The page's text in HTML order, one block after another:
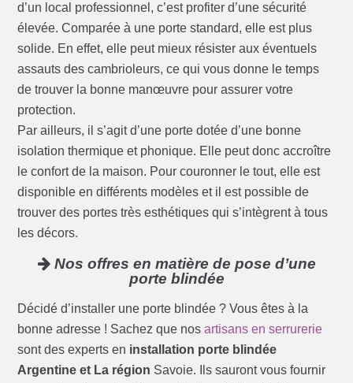
d’un local professionnel, c’est profiter d’une sécurité
élevée. Comparée à une porte standard, elle est plus
solide. En effet, elle peut mieux résister aux éventuels
assauts des cambrioleurs, ce qui vous donne le temps
de trouver la bonne manœuvre pour assurer votre
protection.
Par ailleurs, il s’agit d’une porte dotée d’une bonne
isolation thermique et phonique. Elle peut donc accroître
le confort de la maison. Pour couronner le tout, elle est
disponible en différents modèles et il est possible de
trouver des portes très esthétiques qui s’intègrent à tous
les décors.
Nos offres en matière de pose d’une
porte blindée
Décidé d’installer une porte blindée ? Vous êtes à la
bonne adresse ! Sachez que nosartisans en serrurerie
sont des experts en installation porte blindée
Argentine et La région Savoie. Ils sauront vous fournir